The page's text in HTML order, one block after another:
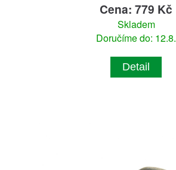
Cena: 779 Kč
Skladem
Doručíme do: 12.8.
Detail